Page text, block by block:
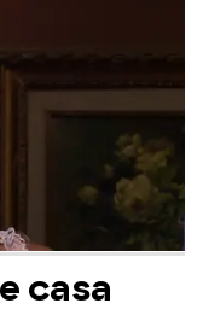
casa